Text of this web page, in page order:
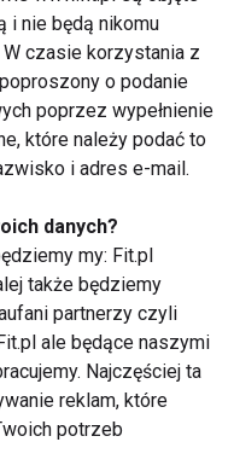
LOPEZ
i nie będą nikomu
czasie korzystania z
o podanie
poprzez wypełnienie
które należy podać to
i adres e-mail.
danych?
my: Fit.pl
także będziemy
partnerzy czyli
ale będące naszymi
Najczęściej ta
reklam, które
potrzeb